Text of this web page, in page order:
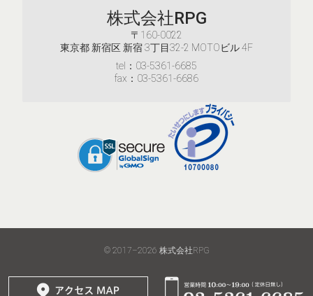
株式会社RPG
〒160-0022
東京都 新宿区 新宿 3丁目32-2 MOTOビル 4F
tel：03-5361-6685
fax：03-5361-6686
© 2017–2026 株式会社RPG